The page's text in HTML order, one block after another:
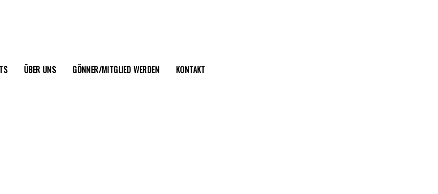
ÜBER UNS GÖNNER/MITGLIED WERDEN KONTAKT